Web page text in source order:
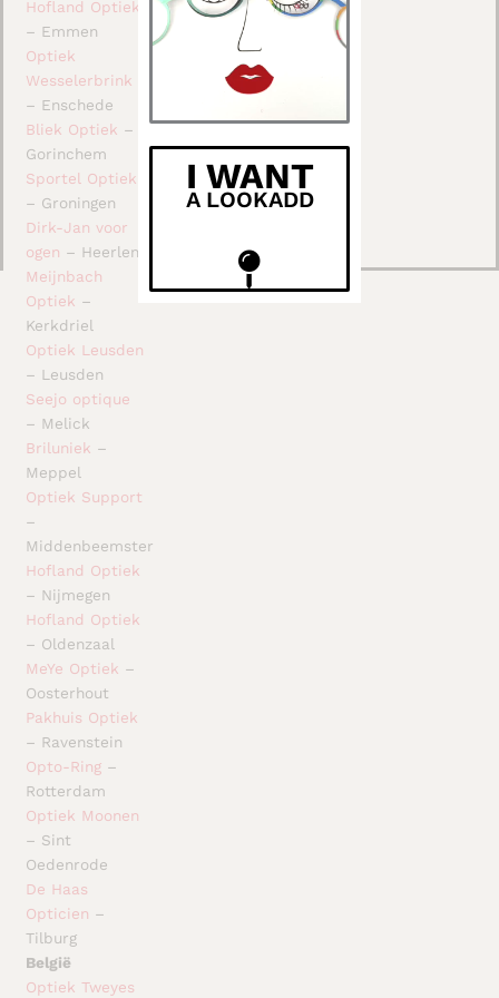
Hofland Optiek
– Emmen
Optiek
Wesselerbrink
– Enschede
Bliek Optiek –
Gorinchem
Sportel Optiek
– Groningen
Dirk-Jan voor
ogen – Heerlen
Meijnbach
Optiek –
Kerkdriel
Optiek Leusden
– Leusden
Seejo optique
– Melick
Briluniek –
Meppel
Optiek Support
–
Middenbeemster
Hofland Optiek
– Nijmegen
Hofland Optiek
– Oldenzaal
MeYe Optiek –
Oosterhout
Pakhuis Optiek
– Ravenstein
Opto-Ring –
Rotterdam
Optiek Moonen
– Sint
Oedenrode
De Haas
Opticien –
Tilburg
België
Optiek Tweyes
I WANT
A LOOKADD